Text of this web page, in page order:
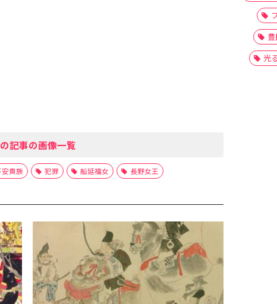
記事の画像一覧
安貴族 犯罪 船延福女 長野女王
光